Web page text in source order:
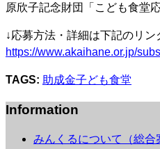
原欣子記念財団「こども食堂
↓応募方法・詳細は下記のリン
https://www.akaihane.or.jp/
TAGS: 助成金子ども食堂
Information
みんくるについて（総合